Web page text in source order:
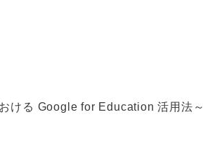
ける Google for Education 活用法～